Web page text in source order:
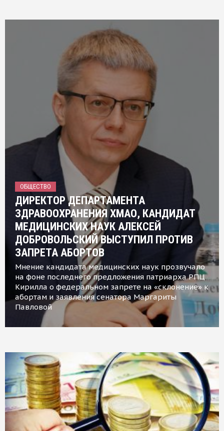
ОБЩЕСТВО
ДИРЕКТОР ДЕПАРТАМЕНТА
ЗДРАВООХРАНЕНИЯ ХМАО, КАНДИДАТ
МЕДИЦИНСКИХ НАУК АЛЕКСЕЙ
ДОБРОВОЛЬСКИЙ ВЫСТУПИЛ ПРОТИВ
ЗАПРЕТА АБОРТОВ
Мнение кандидата медицинских наук прозвучало
на фоне последнего предложения патриарха РПЦ
Кирилла о федеральном запрете на «склонение» к
абортам и заявления сенатора Маргариты
Павловой